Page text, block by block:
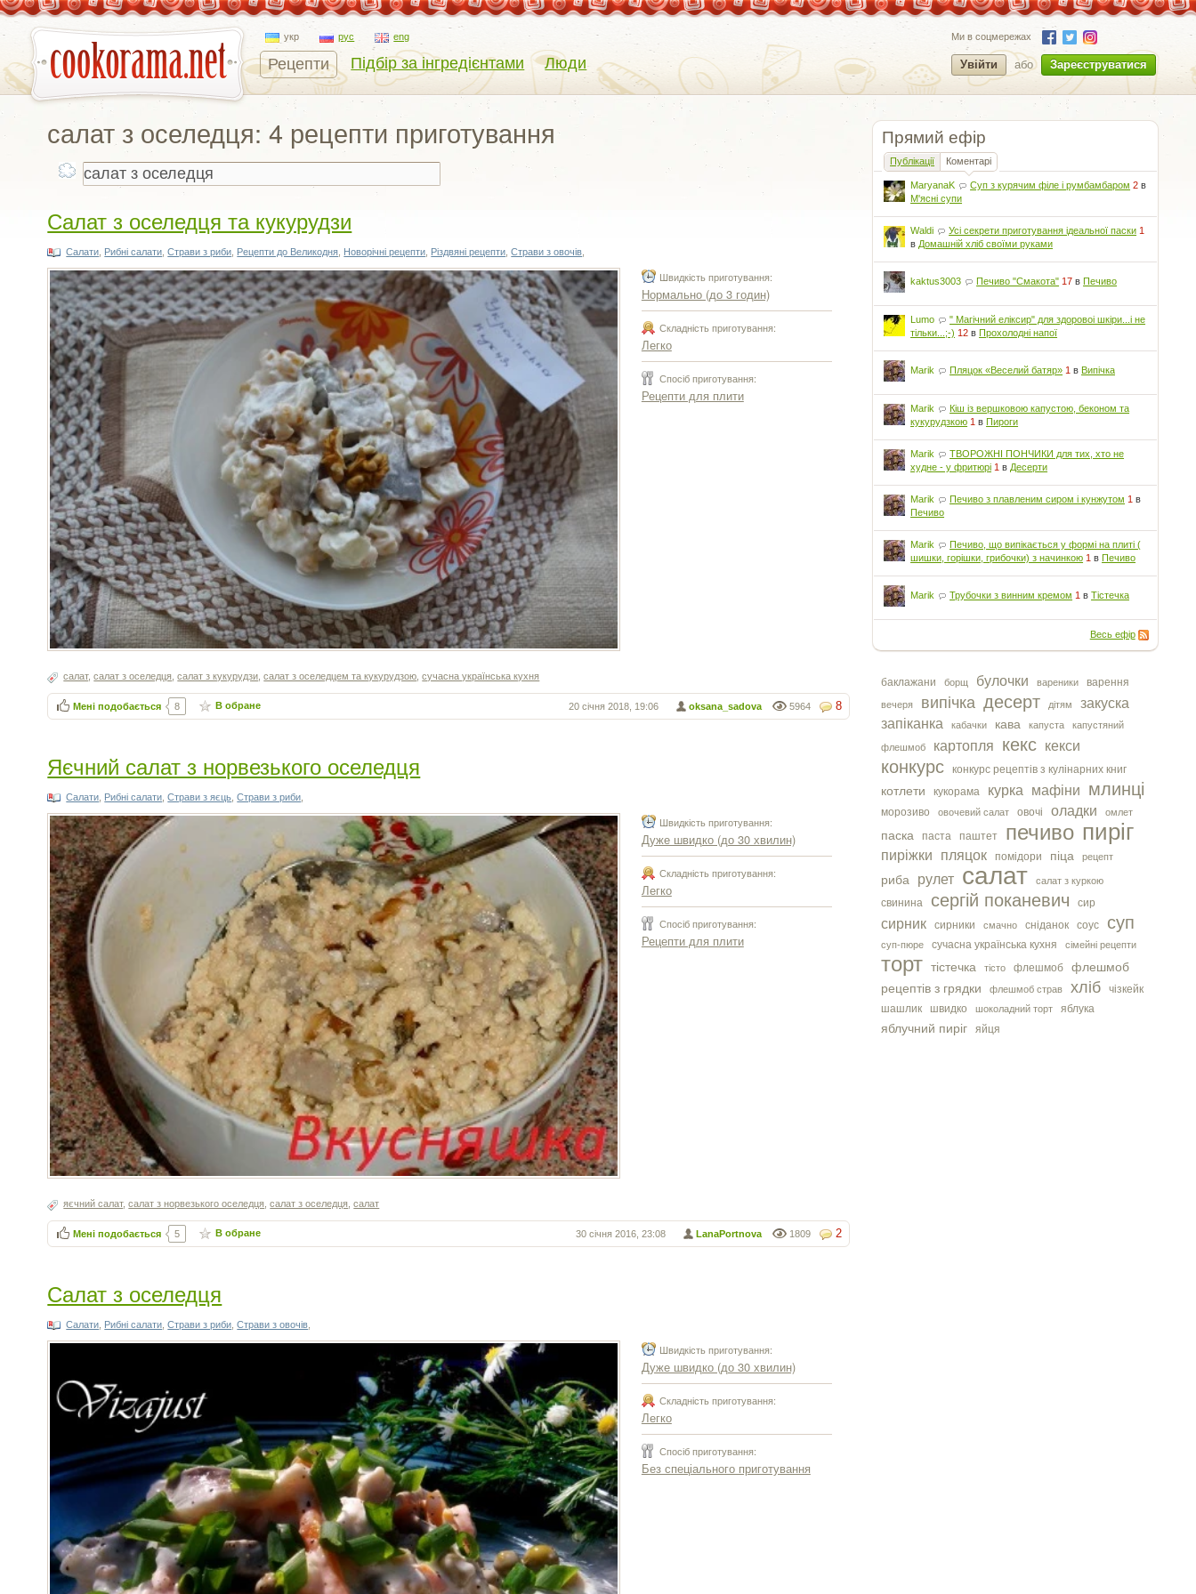
укр рус eng
Рецепти Підбір за інгредієнтами Люди
Ми в соцмережах
Увійти або Зареєструватися
Прямий ефір
Публікації Коментарі
MaryanaK Суп з курячим філе і румбамбаром 2 в
М'ясні супи
Waldi Усі секрети приготування ідеальної паски 1
в Домашній хліб своїми руками
kaktus3003 Печиво "Смакота" 17 вПечиво
Lumo
" Магічний еліксир" для здоровоі шкіри...і не
тільки...;-) 12 вПрохолодні напої
Marik Пляцок «Веселий батяр» 1 вВипічка
Marik
Кіш із вершковою капустою, беконом та
кукурудзкою 1 вПироги
Marik
ТВОРОЖНІ ПОНЧИКИ для тих, хто не
худне - у фритюрі 1 в Десерти
Marik Печиво з плавленим сиром і кунжутом 1 в
Печиво
Marik
Печиво, що випікається у формі на плиті (
шишки, горішки, грибочки) з начинкою 1 вПечиво
Marik Трубочки з винним кремом 1 вТістечка
Весь ефір
баклажани борщ булочки вареники варення
вечеря випічка десерт дітям
закуска
запіканка
кабачки кава капуста капустяний
флешмоб картопля кекс кекси
конкурс конкурс рецептів з кулінарних книг
котлети кукорама курка мафіни млинці
морозиво овочевий салат овочі оладки омлет
паска паста паштет печиво пиріг
пиріжки пляцок помідори піца рецепт
риба рулет салат салат з куркою
свинина сергiй поканевич сир
сирник сирники смачно сніданок соус суп
суп-пюре сучасна українська кухня сімейні рецепти
торт тістечка тісто флешмоб
флешмоб
рецептів з грядки
флешмоб страв хліб
чізкейк
шашлик
швидко шоколадний торт яблука
яблучний пиріг яйця
салат з оселедця: 4 рецепти приготування
Салат з оселедця та кукурудзи
Салати Рибні салати ,Страви з риби Рецепти до Великодня Новорічні рецепти Різдвяні рецепти ,Страви з овочів
Швидкість приготування:
Нормально (до 3 годин)
Складність приготування:
Легко
Спосіб приготування:
Рецепти для плити
салат,салат з оселедця ,салат з кукурудзи ,салат з оселедцем та кукурудзою ,сучасна українська кухня
8
5964
oksana_sadova
20 січня 2018, 19:06
Мені подобається 8 В обране
Яєчний салат з норвезького оселедця
Салати Рибні салати ,Cтрави з яєць ,Страви з риби
Швидкість приготування:
Дуже швидко (до 30 хвилин)
Складність приготування:
Легко
Спосіб приготування:
Рецепти для плити
яєчний салат,салат з норвезького оселедця ,салат з оселедця ,салат
2
1809
LanaPortnova
30 січня 2016, 23:08
Мені подобається 5 В обране
Салат з оселедця
Салати Рибні салати ,Страви з риби ,Страви з овочів
Швидкість приготування:
Дуже швидко (до 30 хвилин)
Складність приготування:
Легко
Спосіб приготування:
Без спеціального приготування